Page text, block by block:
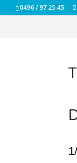
0496 / 97 25 45